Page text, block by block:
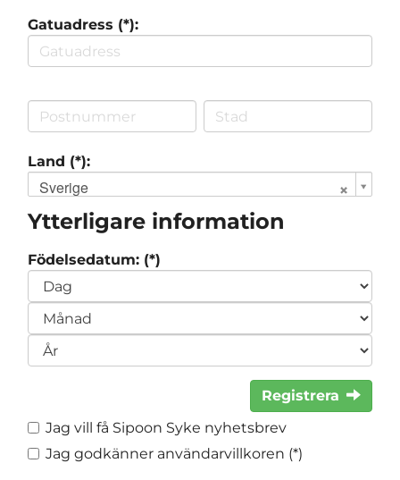
Gatuadress (*):
Land (*):
Sverige
Ytterligare information
Födelsedatum: (*)
Registrera
Jag vill få Sipoon Syke nyhetsbrev
Jag godkänner användarvillkoren (*)